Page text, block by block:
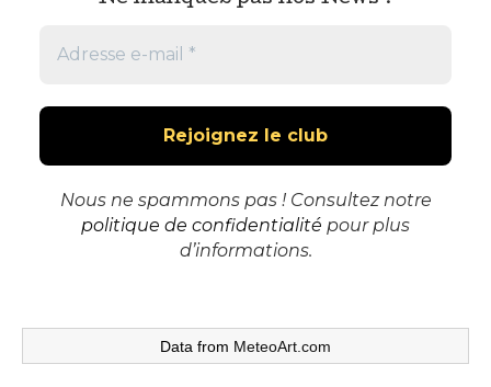
Nous ne spammons pas ! Consultez notre
politique de confidentialité pour plus
d’informations.
Data from MeteoArt.com